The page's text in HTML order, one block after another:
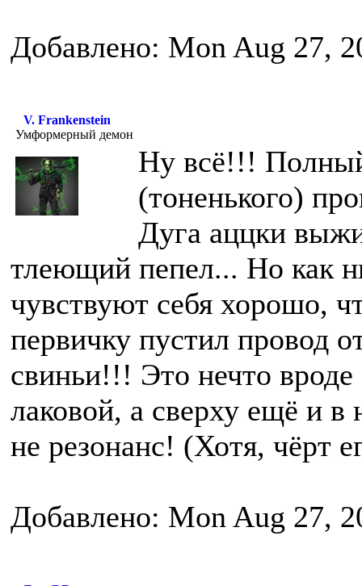
Добавлено: Mon Aug 27,
V. Frankenstein
Умформерный демон
Ну всё!!!
(тоненького)
Дуга аццки
тлеющий пепел... Но как
чувствуют себя хорошо,
первичку пустил провод
свиньи!!! Это нечто
лаковой, а сверху ещё и
не резонанс! (Хотя, чёрт
Добавлено: Mon Aug 27,